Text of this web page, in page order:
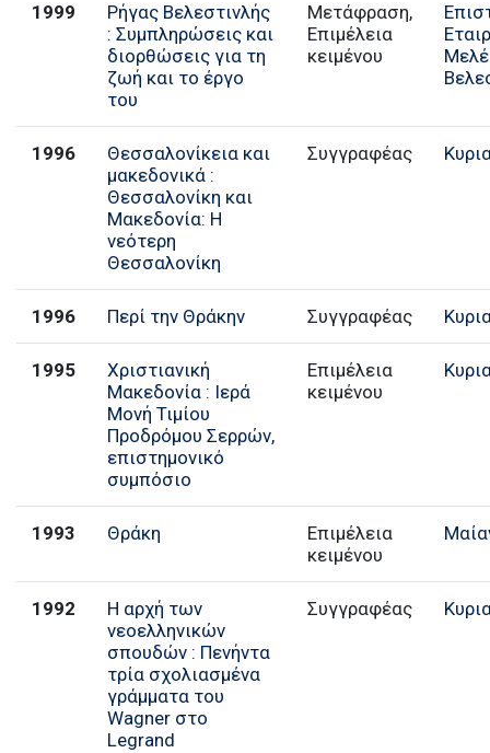
1999
Ρήγας Βελεστινλής
: Συμπληρώσεις και
διορθώσεις για τη
ζωή και το έργο
του
Μετάφραση,
Επιμέλεια
κειμένου
1996
Θεσσαλονίκεια και
μακεδονικά :
Θεσσαλονίκη και
Μακεδονία: Η
νεότερη
Θεσσαλονίκη
Συγγραφέας
1996 Περί την Θράκην Συγγραφέας
1995
Χριστιανική
Μακεδονία : Ιερά
Μονή Τιμίου
Προδρόμου Σερρών,
επιστημονικό
συμπόσιο
Επιμέλεια
κειμένου
1993 Θράκη
Επιμέλεια
κειμένου
1992
Η αρχή των
νεοελληνικών
σπουδών : Πενήντα
τρία σχολιασμένα
γράμματα του
Wagner στο
Legrand
Συγγραφέας